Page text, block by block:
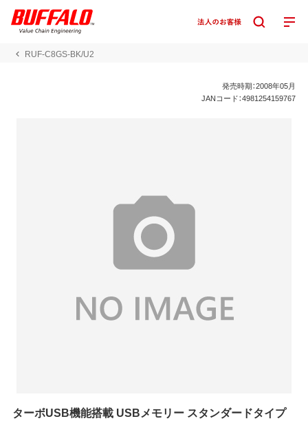
RUF-C8GS-BK/U2
発売時期：2008年05月
JANコード：4981254159767
ターボUSB機能搭載 USBメモリー スタンダードタイプ